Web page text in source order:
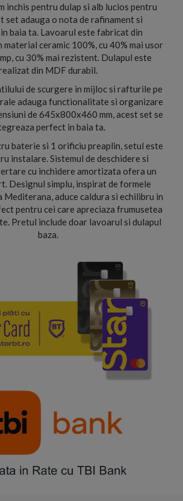
inchis pentru dulap si alb lucios pentru
set adauga o nota de rafinament si
baia ta. Lavoarul este fabricat din
material ceramic 100%, cu 40% mai usor
cu 30% mai rezistent. Dulapul este
din MDF durabil.
de scurgere in mijloc si rafturile pe
adauga functionalitate si organizare
de 645x800x460 mm, acest set se
perfect in baia ta.
baterie si 1 orificiu preaplin, setul este
instalare. Sistemul de deschidere si
cu inchidere amortizata ofera un
Designul simplu, inspirat de formele
aduce caldura si echilibru in
pentru cei care apreciaza frumusetea
Pretul include doar lavoarul si dulapul
baza.